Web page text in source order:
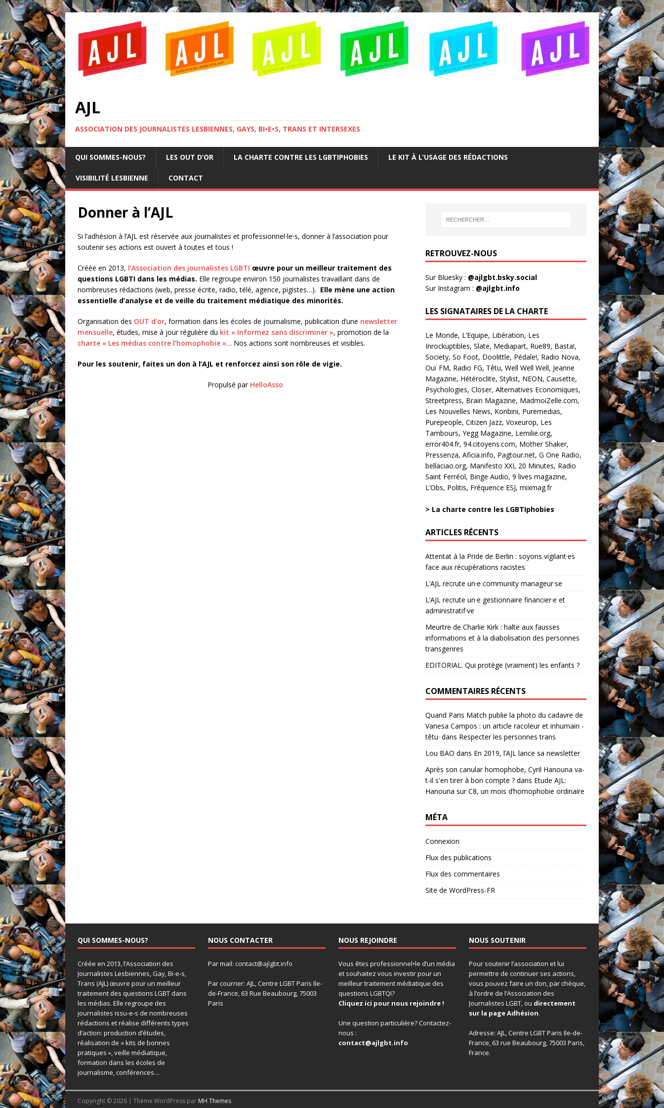
AJL
ASSOCIATION DES JOURNALISTES LESBIENNES, GAYS, BI•E•S, TRANS ET INTERSEXES
QUI SOMMES-NOUS? LES OUT D’OR LA CHARTE CONTRE LES LGBTIPHOBIES LE KIT À L’USAGE DES RÉDACTIONS
VISIBILITÉ LESBIENNE CONTACT
Donner à l’AJL
Si l’adhésion à l’AJL est réservée aux journalistes et professionnel⋅le⋅s, donner à l’association pour
soutenir ses actions est ouvert à toutes et tous !
Créée en 2013, l’Association des journalistes LGBTI œuvre pour un meilleur traitement des
questions LGBTI dans les médias. Elle regroupe environ 150 journalistes travaillant dans de
nombreuses rédactions (web, presse écrite, radio, télé, agence, pigistes…). Elle mène une action
essentielle d’analyse et de veille du traitement médiatique des minorités.
Organisation des OUT d’or, formation dans les écoles de journalisme, publication d’une newsletter
mensuelle, études, mise à jour régulière du kit « Informez sans discriminer », promotion de la
charte « Les médias contre l’homophobie »… Nos actions sont nombreuses et visibles.
Pour les soutenir, faites un don à l’AJL et renforcez ainsi son rôle de vigie.
Propulsé par HelloAsso
RETROUVEZ-NOUS
Sur Bluesky : @ajlgbt.bsky.social
Sur Instagram : @ajlgbt.info
LES SIGNATAIRES DE LA CHARTE
Le Monde, L’Equipe, Libération, Les
Inrockuptibles, Slate, Mediapart, Rue89, Basta!,
Society, So Foot, Doolittle, Pédale!, Radio Nova,
Ouï FM, Radio FG, Têtu, Well Well Well, Jeanne
Magazine, Hétéroclite, Stylist, NEON, Causette,
Psychologies, Closer, Alternatives Economiques,
Streetpress, Brain Magazine, MadmoiZelle.com,
Les Nouvelles News, Konbini, Puremedias,
Purepeople, Citizen Jazz, Voxeurop, Les
Tambours, Yegg Magazine, Lemilie.org,
error404.fr, 94.citoyens.com, Mother Shaker,
Pressenza, Aficia.info, Pagtour.net, G One Radio,
bellaciao.org, Manifesto XXI, 20 Minutes, Radio
Saint Ferréol, Binge Audio, 9 lives magazine,
L’Obs, Politis, Fréquence ESJ, mixmag.fr
> La charte contre les LGBTIphobies
ARTICLES RÉCENTS
Attentat à la Pride de Berlin : soyons vigilant·es
face aux récupérations racistes
L’AJL recrute un·e community manageur·se
L’AJL recrute un·e gestionnaire financier·e et
administratif·ve
Meurtre de Charlie Kirk : halte aux fausses
informations et à la diabolisation des personnes
transgenres
EDITORIAL. Qui protège (vraiment) les enfants ?
COMMENTAIRES RÉCENTS
Quand Paris Match publie la photo du cadavre de
Vanesa Campos : un article racoleur et inhumain -
têtu· dans Respecter les personnes trans
Lou BAO dans En 2019, l’AJL lance sa newsletter
Après son canular homophobe, Cyril Hanouna va-
t-il s'en tirer à bon compte ?dans Etude AJL:
Hanouna sur C8, un mois d’homophobie ordinaire
MÉTA
Connexion
Flux des publications
Flux des commentaires
Site de WordPress-FR
QUI SOMMES-NOUS?
Créée en 2013, l’Association des
Journalistes Lesbiennes, Gay, Bi-e-s,
Trans (AJL) œuvre pour un meilleur
traitement des questions LGBT dans
les médias. Elle regroupe des
journalistes issu-e-s de nombreuses
rédactions et réalise différents types
d’action: production d’études,
réalisation de « kits de bonnes
pratiques », veille médiatique,
formation dans les écoles de
journalisme, conférences…
NOUS CONTACTER
Par mail: contact@ajlgbt.info
Par courrier: AJL, Centre LGBT Paris Ile-
de-France, 63 Rue Beaubourg, 75003
Paris
NOUS REJOINDRE
Vous êtes professionnel•le d’un média
et souhaitez vous investir pour un
meilleur traitement médiatique des
questions LGBTQI?
Cliquez ici pour nous rejoindre !
Une question particulière? Contactez-
nous :
contact@ajlgbt.info
NOUS SOUTENIR
Pour soutenir l’association et lui
permettre de continuer ses actions,
vous pouvez faire un don, par chèque,
à l’ordre de l’Association des
Journalistes LGBT, ou directement
sur la page Adhésion.
Adresse: AJL, Centre LGBT Paris Ile-de-
France, 63 rue Beaubourg, 75003 Paris,
France.
Copyright © 2026 | Thème WordPress par MH Themes